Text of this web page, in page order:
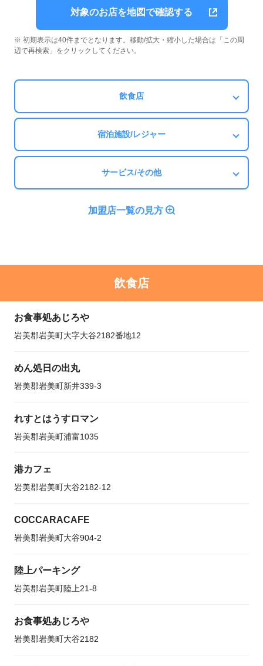
対象のお店を地図で確認する
※ 初期表示は40件までとなります。移動/拡大・縮小した場合は「この周
辺で再検索」をクリックしてください。
飲食店
宿泊施設/レジャー
サービス/その他
加盟店一覧の見方
飲食店
お食事処あじろや
岩美郡岩美町大字大谷2182番地12
めん処日の出丸
岩美郡岩美町新井339-3
れすとはうすロマン
岩美郡岩美町浦富1035
港カフェ
岩美郡岩美町大谷2182-12
COCCARACAFE
岩美郡岩美町大谷904-2
陸上パーキング
岩美郡岩美町陸上21-8
お食事処あじろや
岩美郡岩美町大谷2182